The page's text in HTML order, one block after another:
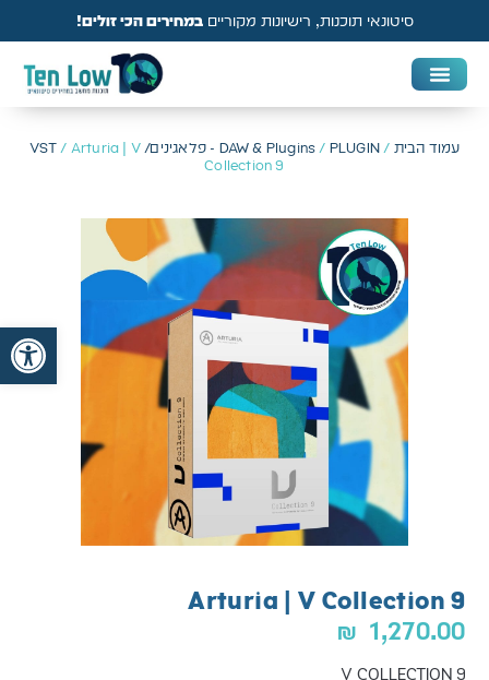
סיטונאי תוכנות, רישיונות מקורייםבמחירים הכי זולים!
עמוד הבית /
DAW & Plugins/ PLUGIN - פלאגינים/ VST
/ Arturia | V
Collection 9
Arturia | V Collection 9
₪ 1,270.00
V COLLECTION 9